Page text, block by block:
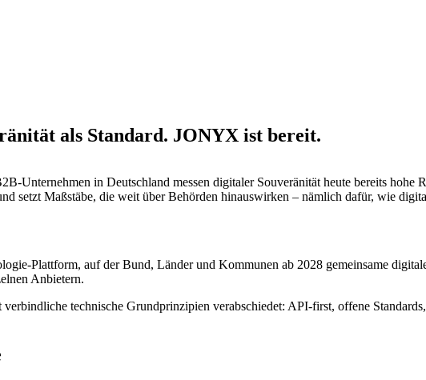
als Standard. JONYX ist bereit.
Unternehmen in Deutschland messen digitaler Souveränität heute bereits hohe
setzt Maßstäbe, die weit über Behörden hinauswirken – nämlich dafür, wie
Plattform, auf der Bund, Länder und Kommunen ab 2028 gemeinsame
Anbietern.
technische Grundprinzipien verabschiedet: API-first, offene